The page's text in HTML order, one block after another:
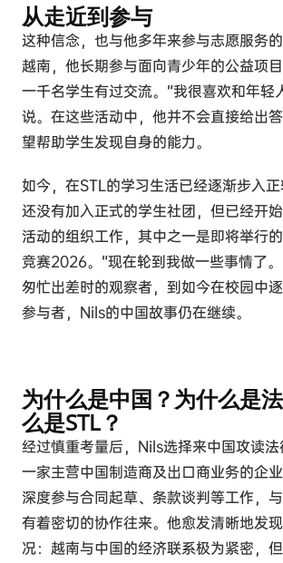
从走近到参与
这种信念，也与他多年来参与志愿服务
越南，他长期参与面向青少年的公益项
一千名学生有过交流。“我很喜欢和年轻
说。在这些活动中，他并不会直接给出
望帮助学生发现自身的能力。
如今，在STL的学习生活已经逐渐步入
还没有加入正式的学生社团，但已经开
活动的组织工作，其中之一是即将举行
竞赛2026。“现在轮到我做一些事情了
匆忙出差时的观察者，到如今在校园中
参与者，Nils的中国故事仍在继续。
为什么是中国？为什么是
么是STL？
经过慎重考量后，Nils选择来中国攻读
一家主营中国制造商及出口商业务的企业
深度参与合同起草、条款谈判等工作，
有着密切的协作往来。他愈发清晰地发
况：越南与中国的经济联系极为紧密，